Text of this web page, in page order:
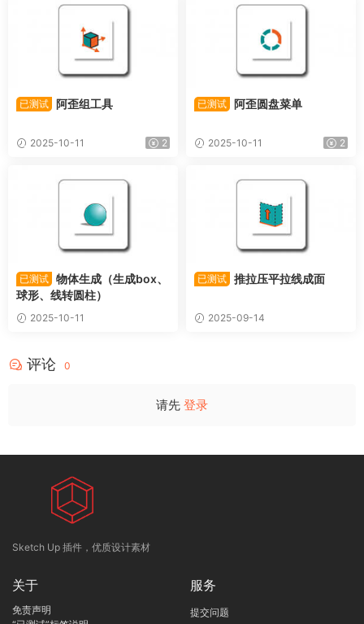
已测试 阿歪组工具
2025-10-11 2
已测试 阿歪圆盘菜单
2025-10-11 2
已测试 物体生成（生成box、
球形、线转圆柱）
2025-10-11
已测试 推拉压平拉线成面
2025-09-14
评论 0
请先 登录
Sketch Up 插件，优质设计素材
关于
免责声明
服务
提交问题